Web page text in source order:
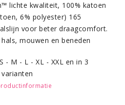
lichte kwaliteit, 100% katoen
6% polyester) 165
voor beter draagcomfort.
mouwen en beneden
- M - L - XL - XXL en in 3